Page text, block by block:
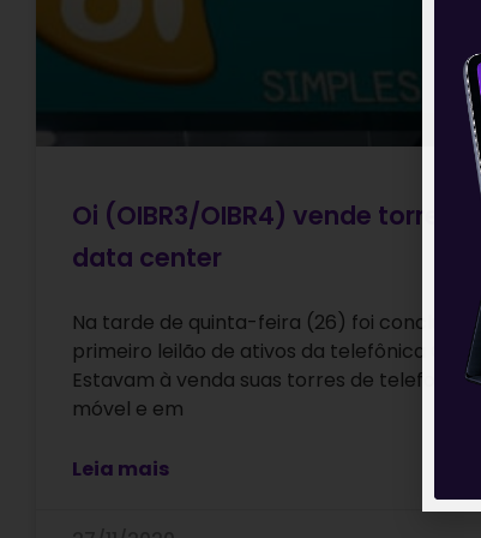
Oi (OIBR3/OIBR4) vende torres e
data center
Na tarde de quinta-feira (26) foi concluído o
primeiro leilão de ativos da telefônica Oi.
Estavam à venda suas torres de telefonia
móvel e em
Leia mais